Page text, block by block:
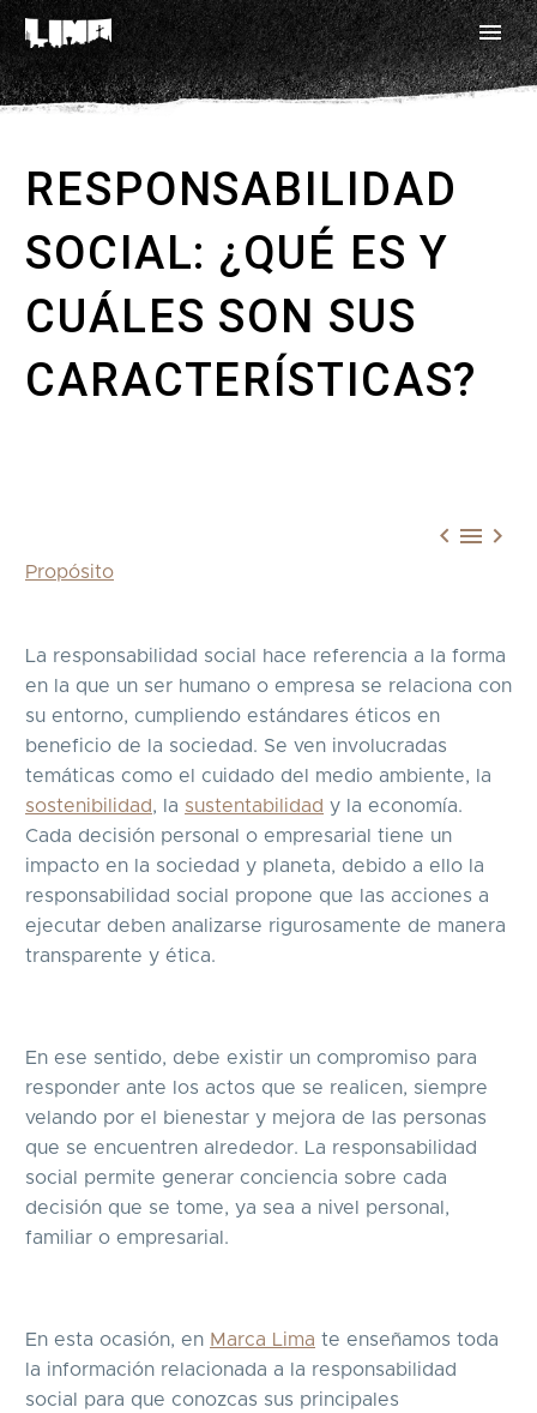
RESPONSABILIDAD
SOCIAL: ¿QUÉ ES Y
CUÁLES SON SUS
CARACTERÍSTICAS?
  
Propósito
La responsabilidad social hace referencia a la forma
en la que un ser humano o empresa se relaciona con
su entorno, cumpliendo estándares éticos en
beneficio de la sociedad. Se ven involucradas
temáticas como el cuidado del medio ambiente, la
sostenibilidad, la sustentabilidad y la economía.
Cada decisión personal o empresarial tiene un
impacto en la sociedad y planeta, debido a ello la
responsabilidad social propone que las acciones a
ejecutar deben analizarse rigurosamente de manera
transparente y ética.
En ese sentido, debe existir un compromiso para
responder ante los actos que se realicen, siempre
velando por el bienestar y mejora de las personas
que se encuentren alrededor. La responsabilidad
social permite generar conciencia sobre cada
decisión que se tome, ya sea a nivel personal,
familiar o empresarial.
En esta ocasión, en Marca Lima te enseñamos toda
la información relacionada a la responsabilidad
social para que conozcas sus principales